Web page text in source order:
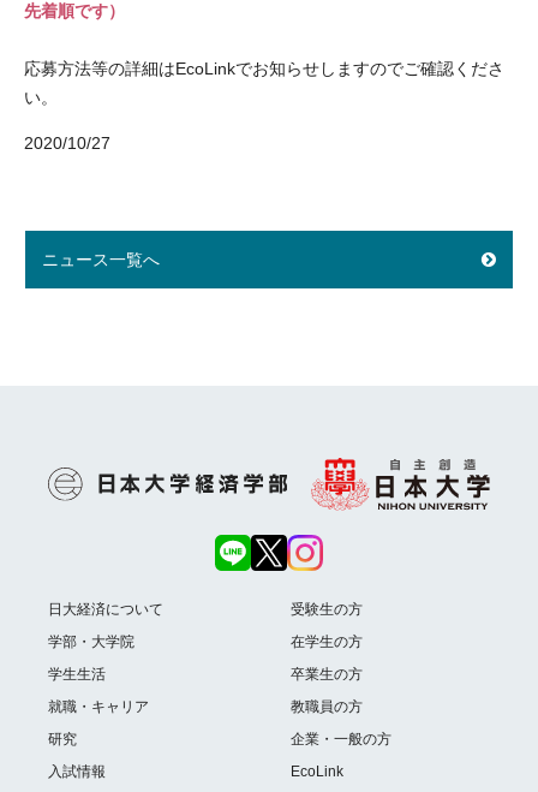
先着順です）
応募方法等の詳細はEcoLinkでお知らせしますのでご確認くださ
い。
2020/10/27
ニュース一覧へ
日大経済について
学部・大学院
学生生活
就職・キャリア
研究
入試情報
受験生の方
在学生の方
卒業生の方
教職員の方
企業・一般の方
EcoLink